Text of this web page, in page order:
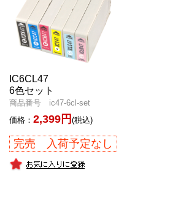
IC6CL47
6色セット
商品番号 ic47-6cl-set
価格： 2,399円 (税込)
完売 入荷予定なし